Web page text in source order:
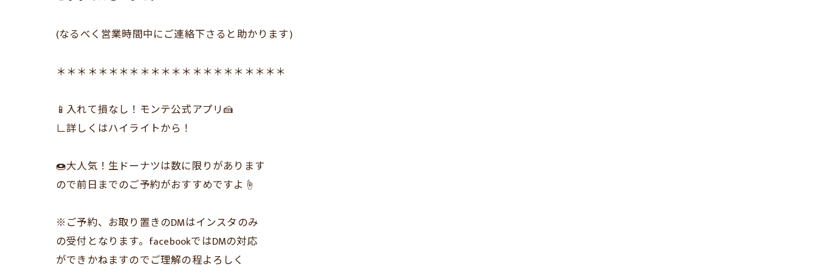
(なるべく営業時間中にご連絡下さると助かります)
＊＊＊＊＊＊＊＊＊＊＊＊＊＊＊＊＊＊＊＊＊＊
📱入れて損なし！モンテ公式アプリ🍰
∟詳しくはハイライトから！
🍩大人気！生ドーナツは数に限りがあります
ので前日までのご予約がおすすめですよ☝️
※ご予約、お取り置きのDMはインスタのみ
の受付となります。facebookではDMの対応
ができかねますのでご理解の程よろしく